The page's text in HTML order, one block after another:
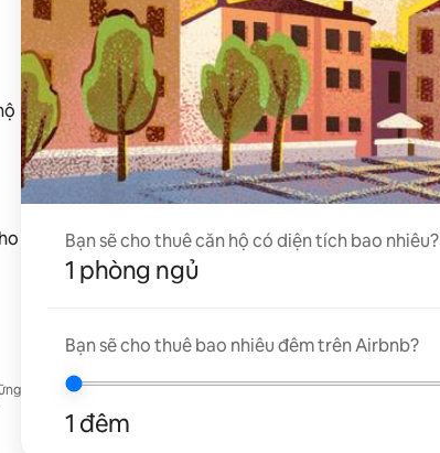
Bạn sẽ cho thuê căn hộ có diện tích bao nhiêu?
1 phòng ngủ
Bạn sẽ cho thuê bao nhiêu đêm trên Airbnb?
1 đêm